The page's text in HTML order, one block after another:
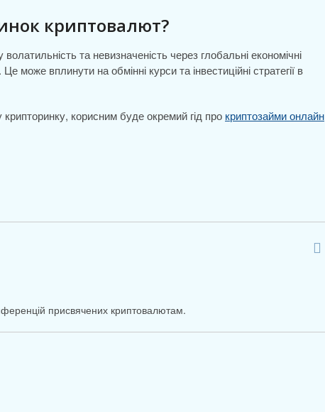
криптовалют?
та невизначеність через глобальні економічні
може вплинути на обмінні курси та інвестиційні стратегії в
крипторинку, корисним буде окремий гід про криптозайми онлайн
присвячених криптовалютам.